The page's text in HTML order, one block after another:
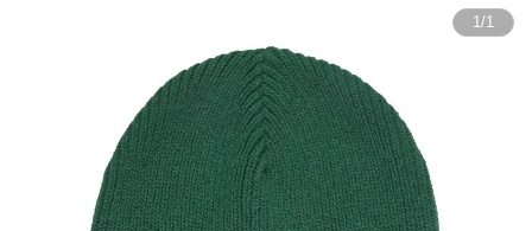
1/1